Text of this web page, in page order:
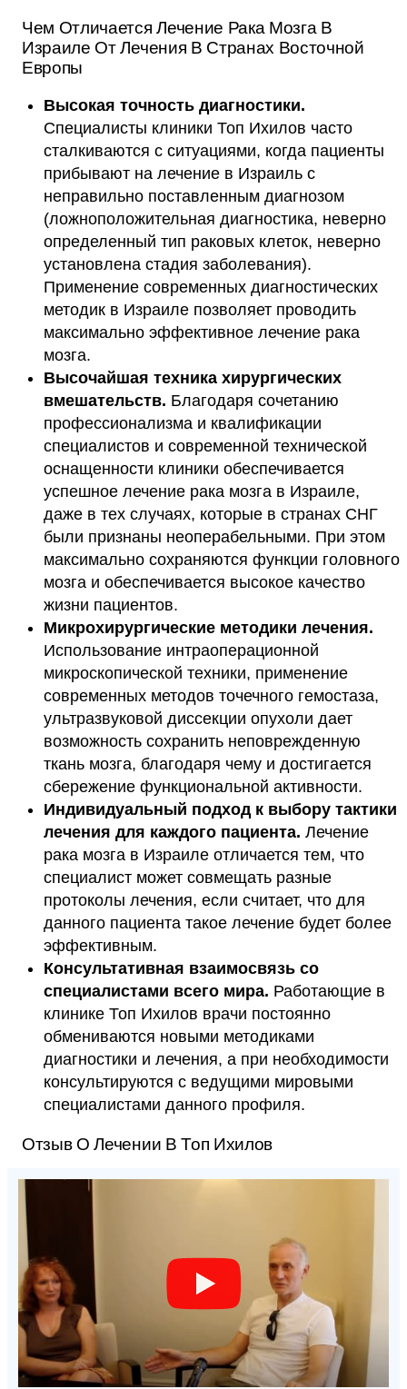
Чем Отличается Лечение Рака Мозга В
Израиле От Лечения В Странах Восточной
Европы
Высокая точность диагностики.
Специалисты клиники Топ Ихилов часто
сталкиваются с ситуациями, когда пациенты
прибывают на лечение в Израиль с
неправильно поставленным диагнозом
(ложноположительная диагностика, неверно
определенный тип раковых клеток, неверно
установлена стадия заболевания).
Применение современных диагностических
методик в Израиле позволяет проводить
максимально эффективное лечение рака
мозга.
Высочайшая техника хирургических
вмешательств. Благодаря сочетанию
профессионализма и квалификации
специалистов и современной технической
оснащенности клиники обеспечивается
успешное лечение рака мозга в Израиле,
даже в тех случаях, которые в странах СНГ
были признаны неоперабельными. При этом
максимально сохраняются функции головного
мозга и обеспечивается высокое качество
жизни пациентов.
Микрохирургические методики лечения.
Использование интраоперационной
микроскопической техники, применение
современных методов точечного гемостаза,
ультразвуковой диссекции опухоли дает
возможность сохранить неповрежденную
ткань мозга, благодаря чему и достигается
сбережение функциональной активности.
Индивидуальный подход к выбору тактики
лечения для каждого пациента. Лечение
рака мозга в Израиле отличается тем, что
специалист может совмещать разные
протоколы лечения, если считает, что для
данного пациента такое лечение будет более
эффективным.
Консультативная взаимосвязь со
специалистами всего мира. Работающие в
клинике Топ Ихилов врачи постоянно
обмениваются новыми методиками
диагностики и лечения, а при необходимости
консультируются с ведущими мировыми
специалистами данного профиля.
Отзыв О Лечении В Топ Ихилов